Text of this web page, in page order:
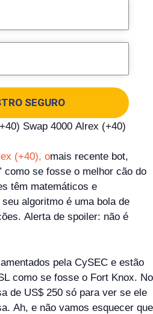
SEGURO
(+40), omais recente bot,
como se fosse o melhor cão do
têm matemáticos e
algoritmo é uma bola de
Alerta de spoiler: não é
pela CySEC e estão
como se fosse o Fort Knox. No
de US$ 250 só para ver se ele
Ah, e não vamos esquecer que